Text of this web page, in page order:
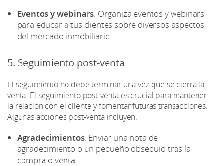
Eventos y webinars: Organiza eventos y webinars
para educar a tus clientes sobre diversos aspectos
del mercado inmobiliario.
5. Seguimiento post-venta
El seguimiento no debe terminar una vez que se cierra la
venta. El seguimiento post-venta es crucial para mantener
la relación con el cliente y fomentar futuras transacciones.
Algunas acciones post-venta incluyen:
Agradecimientos: Enviar una nota de
agradecimiento o un pequeño obsequio tras la
compra o venta.